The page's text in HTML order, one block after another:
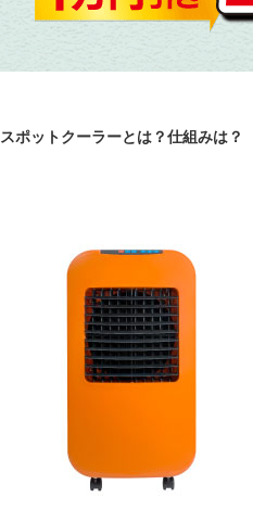
スポットクーラーとは？仕組みは？